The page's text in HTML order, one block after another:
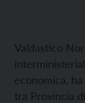
Valdastico
economica,
tra Provincia